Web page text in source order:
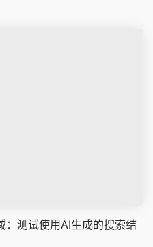
：测试使用AI生成的搜索结